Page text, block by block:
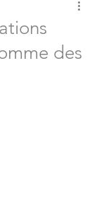
des